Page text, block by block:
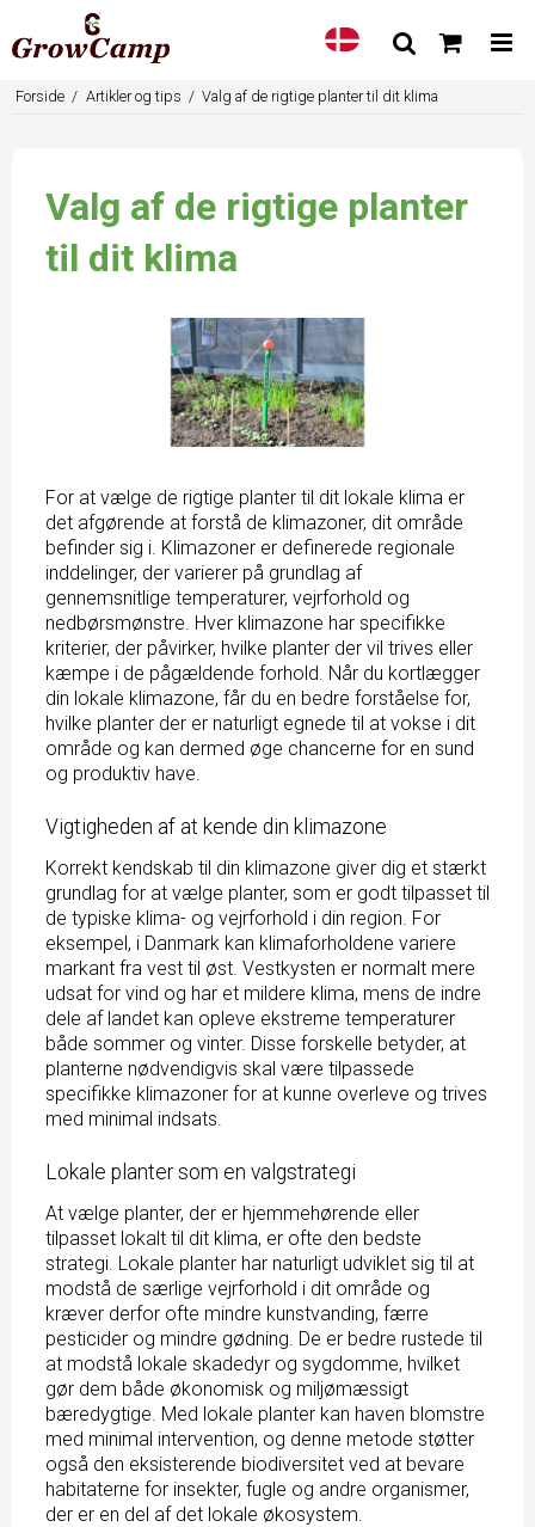
Forside / Artikler og tips / Valg af de rigtige planter til dit klima
Valg af de rigtige planter
til dit klima
For at vælge de rigtige planter til dit lokale klima er
det afgørende at forstå de klimazoner, dit område
befinder sig i. Klimazoner er definerede regionale
inddelinger, der varierer på grundlag af
gennemsnitlige temperaturer, vejrforhold og
nedbørsmønstre. Hver klimazone har specifikke
kriterier, der påvirker, hvilke planter der vil trives eller
kæmpe i de pågældende forhold. Når du kortlægger
din lokale klimazone, får du en bedre forståelse for,
hvilke planter der er naturligt egnede til at vokse i dit
område og kan dermed øge chancerne for en sund
og produktiv have.
Vigtigheden af at kende din klimazone
Korrekt kendskab til din klimazone giver dig et stærkt
grundlag for at vælge planter, som er godt tilpasset til
de typiske klima- og vejrforhold i din region. For
eksempel, i Danmark kan klimaforholdene variere
markant fra vest til øst. Vestkysten er normalt mere
udsat for vind og har et mildere klima, mens de indre
dele af landet kan opleve ekstreme temperaturer
både sommer og vinter. Disse forskelle betyder, at
planterne nødvendigvis skal være tilpassede
specifikke klimazoner for at kunne overleve og trives
med minimal indsats.
Lokale planter som en valgstrategi
At vælge planter, der er hjemmehørende eller
tilpasset lokalt til dit klima, er ofte den bedste
strategi. Lokale planter har naturligt udviklet sig til at
modstå de særlige vejrforhold i dit område og
kræver derfor ofte mindre kunstvanding, færre
pesticider og mindre gødning. De er bedre rustede til
at modstå lokale skadedyr og sygdomme, hvilket
gør dem både økonomisk og miljømæssigt
bæredygtige. Med lokale planter kan haven blomstre
med minimal intervention, og denne metode støtter
også den eksisterende biodiversitet ved at bevare
habitaterne for insekter, fugle og andre organismer,
der er en del af det lokale økosystem.